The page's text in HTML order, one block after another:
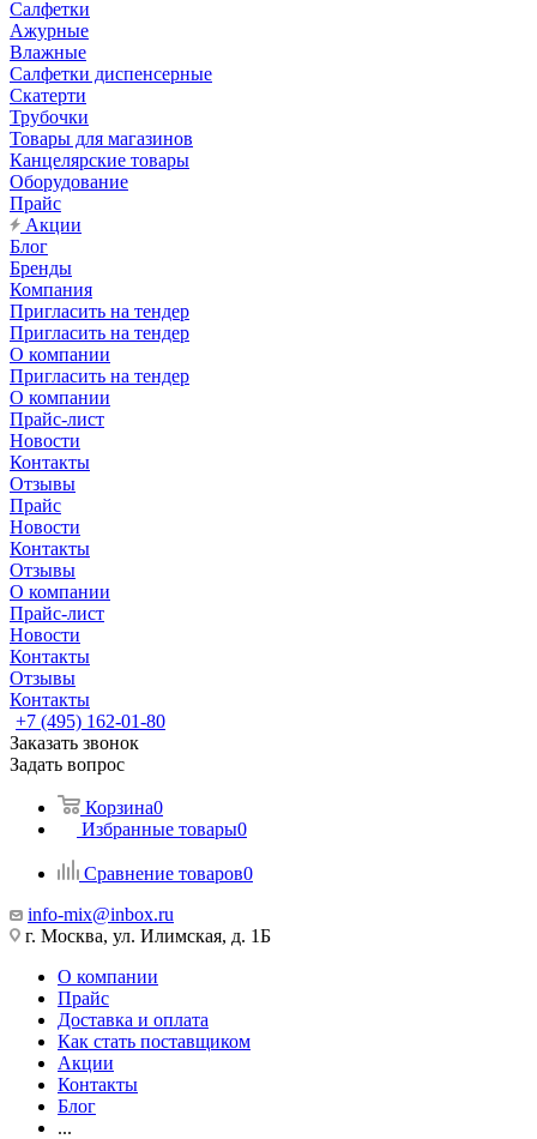
Салфетки
Ажурные
Влажные
Салфетки диспенсерные
Скатерти
Трубочки
Товары для магазинов
Канцелярские товары
Оборудование
Прайс
Акции
Блог
Бренды
Компания
Пригласить на тендер
Пригласить на тендер
О компании
Пригласить на тендер
О компании
Прайс-лист
Новости
Контакты
Отзывы
Прайс
Новости
Контакты
Отзывы
О компании
Прайс-лист
Новости
Контакты
Отзывы
Контакты
+7 (495) 162-01-80
Заказать звонок
Задать вопрос
Корзина0
Избранные товары0
Сравнение товаров0
info-mix@inbox.ru
г. Москва, ул. Илимская, д. 1Б
О компании
Прайс
Доставка и оплата
Как стать поставщиком
Акции
Контакты
Блог
...